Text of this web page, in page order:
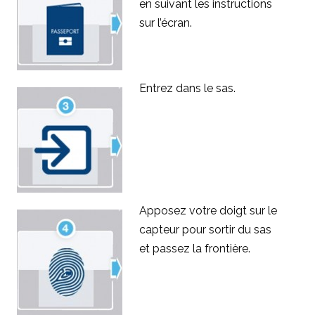
en suivant les instructions
sur l’écran.
Entrez dans le sas.
Apposez votre doigt sur le
capteur pour sortir du sas
et passez la frontière.